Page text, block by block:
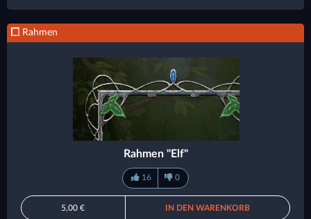
Rahmen
Rahmen "Elf"
16 0
5,00 € IN DEN WARENKORB